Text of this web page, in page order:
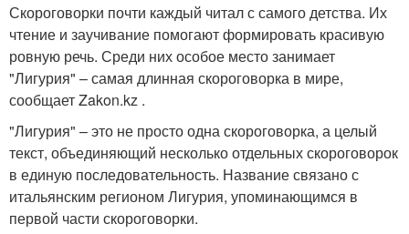
Скороговорки почти каждый читал с самого детства. Их
чтение и заучивание помогают формировать красивую
ровную речь. Среди них особое место занимает
"Лигурия" – самая длинная скороговорка в мире,
сообщает Zakon.kz .
"Лигурия" – это не просто одна скороговорка, а целый
текст, объединяющий несколько отдельных скороговорок
в единую последовательность. Название связано с
итальянским регионом Лигурия, упоминающимся в
первой части скороговорки.